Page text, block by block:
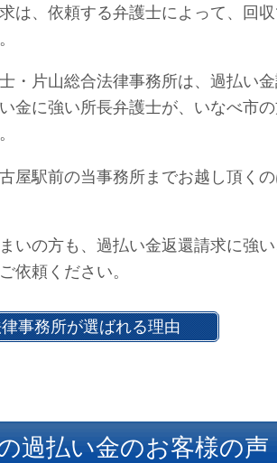
は、依頼する弁護士によって、回
・片山総合法律事務所は、過払い
金に強い所長弁護士が、いなべ市
屋駅前の当事務所までお越し頂く
いの方も、過払い金返還請求に強
依頼ください。
事務所が選ばれる理由
過払い金のお客様の声